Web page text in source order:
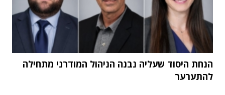
הנחת היסוד שעליה נבנה הניהול המודרני מתחילה
להתערער